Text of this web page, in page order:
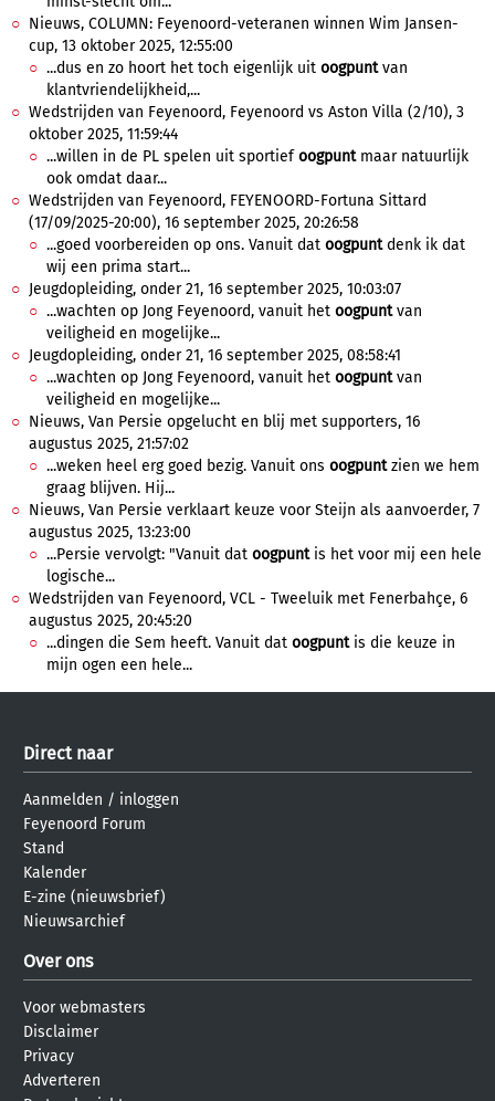
Nieuws, COLUMN: Feyenoord-veteranen winnen Wim Jansen-
cup, 13 oktober 2025, 12:55:00
...dus en zo hoort het toch eigenlijk uit oogpuntvan
klantvriendelijkheid,...
Wedstrijden van Feyenoord, Feyenoord vs Aston Villa (2/10), 3
oktober 2025, 11:59:44
...willen in de PL spelen uit sportiefoogpuntmaar natuurlijk
ook omdat daar...
Wedstrijden van Feyenoord, FEYENOORD-Fortuna Sittard
(17/09/2025-20:00), 16 september 2025, 20:26:58
...goed voorbereiden op ons. Vanuit dat oogpuntdenk ik dat
wij een prima start...
Jeugdopleiding, onder 21, 16 september 2025, 10:03:07
...wachten op Jong Feyenoord, vanuit het oogpuntvan
veiligheid en mogelijke...
Jeugdopleiding, onder 21, 16 september 2025, 08:58:41
...wachten op Jong Feyenoord, vanuit het oogpuntvan
veiligheid en mogelijke...
Nieuws, Van Persie opgelucht en blij met supporters, 16
augustus 2025, 21:57:02
...weken heel erg goed bezig. Vanuit ons oogpuntzien we hem
graag blijven. Hij...
Nieuws, Van Persie verklaart keuze voor Steijn als aanvoerder, 7
augustus 2025, 13:23:00
...Persie vervolgt: "Vanuit dat oogpuntis het voor mij een hele
logische...
Wedstrijden van Feyenoord, VCL - Tweeluik met Fenerbahçe, 6
augustus 2025, 20:45:20
...dingen die Sem heeft. Vanuit dat oogpuntis die keuze in
mijn ogen een hele...
Direct naar
Aanmelden / inloggen
Feyenoord Forum
Stand
Kalender
E-zine (nieuwsbrief)
Nieuwsarchief
Over ons
Voor webmasters
Disclaimer
Privacy
Adverteren